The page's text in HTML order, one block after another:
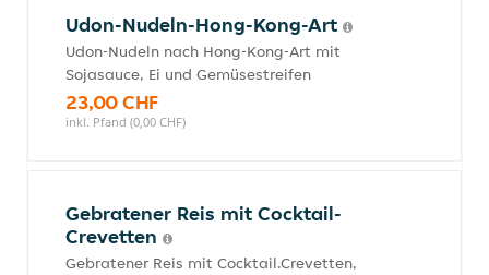
Udon-Nudeln-Hong-Kong-Art
Udon-Nudeln nach Hong-Kong-Art mit
Sojasauce, Ei und Gemüsestreifen
23,00 CHF
inkl. Pfand (0,00 CHF)
Gebratener Reis mit Cocktail-
Crevetten
Gebratener Reis mit Cocktail.Crevetten,